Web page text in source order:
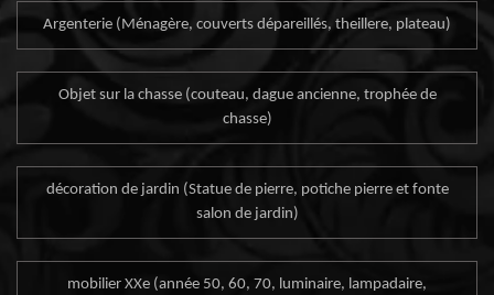
Argenterie (Ménagère, couverts dépareillés, theillere, plateau)
Objet sur la chasse (couteau, dague ancienne, trophée de
chasse)
décoration de jardin (Statue de pierre, potiche pierre et fonte
salon de jardin)
mobilier XXe (année 50, 60, 70, luminaire, lampadaire,